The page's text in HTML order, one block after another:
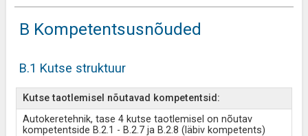
B Kompetentsusnõuded
B.1 Kutse struktuur
Kutse taotlemisel nõutavad kompetentsid:
Autokeretehnik, tase 4 kutse taotlemisel on nõutav
kompetentside B.2.1 - B.2.7 ja B.2.8 (läbiv kompetents)